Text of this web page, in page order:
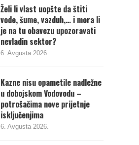
Želi li vlast uopšte da štiti
vode, šume, vazduh,… i mora li
je na tu obavezu upozoravati
nevladin sektor?
6. Avgusta 2026.
Kazne nisu opametile nadležne
u dobojskom Vodovodu –
potrošačima nove prijetnje
isključenjima
6. Avgusta 2026.